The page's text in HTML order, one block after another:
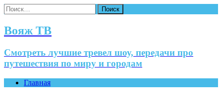
Найти:
Вояж ТВ
Смотреть лучшие тревел шоу, передачи про
путешествия по миру и городам
Главная